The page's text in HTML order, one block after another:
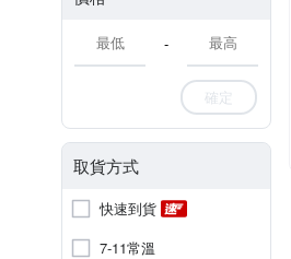
-
確定
取貨方式
快速到貨
7-11常溫